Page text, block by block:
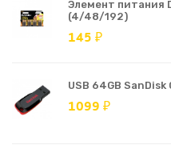
Элемент питания
(4/48/192)
145 ₽
USB 64GB
1099 ₽